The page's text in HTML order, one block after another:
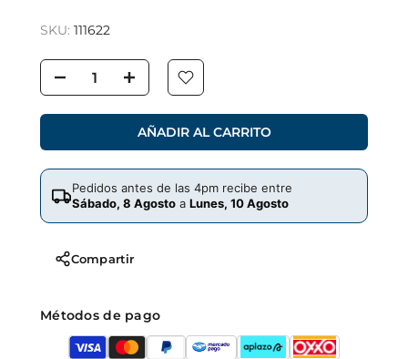
SKU: 111622
AÑADIR AL CARRITO
Pedidos antes de las 4pm recibe entre
Sábado, 8 Agosto a Lunes, 10 Agosto
Compartir
Métodos de pago